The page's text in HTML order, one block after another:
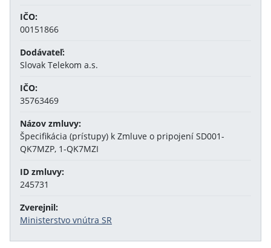
IČO:
00151866
Dodávateľ:
Slovak Telekom a.s.
IČO:
35763469
Názov zmluvy:
Špecifikácia (prístupy) k Zmluve o pripojení SD001-
QK7MZP, 1-QK7MZI
ID zmluvy:
245731
Zverejnil:
Ministerstvo vnútra SR